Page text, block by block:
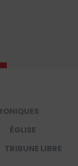
ÉGLISE
TRIBUNE LIBRE